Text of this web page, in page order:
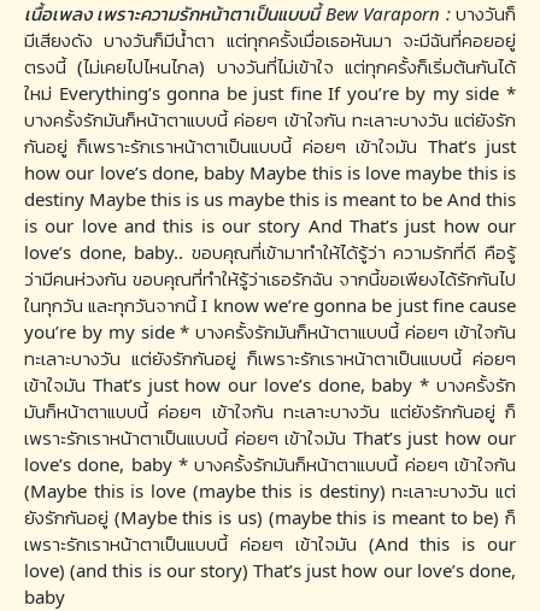
เนื้อเพลง เพราะความรักหน้าตาเป็นแบบนี้ Bew Varaporn : บางวันก็
มีเสียงดัง บางวันก็มีน้ำตา แต่ทุกครั้งเมื่อเธอหันมา จะมีฉันที่คอยอยู่
ตรงนี้ (ไม่เคยไปไหนไกล) บางวันที่ไม่เข้าใจ แต่ทุกครั้งก็เริ่มต้นกันได้
ใหม่ Everything’s gonna be just fine If you’re by my side *
บางครั้งรักมันก็หน้าตาแบบนี้ ค่อยๆ เข้าใจกัน ทะเลาะบางวัน แต่ยังรัก
กันอยู่ ก็เพราะรักเราหน้าตาเป็นแบบนี้ ค่อยๆ เข้าใจมัน That’s just
how our love’s done, baby Maybe this is love maybe this is
destiny Maybe this is us maybe this is meant to be And this
is our love and this is our story And That’s just how our
love’s done, baby.. ขอบคุณที่เข้ามาทำให้ได้รู้ว่า ความรักที่ดี คือรู้
ว่ามีคนห่วงกัน ขอบคุณที่ทำให้รู้ว่าเธอรักฉัน จากนี้ขอเพียงได้รักกันไป
ในทุกวัน และทุกวันจากนี้ I know we’re gonna be just fine cause
you’re by my side * บางครั้งรักมันก็หน้าตาแบบนี้ ค่อยๆ เข้าใจกัน
ทะเลาะบางวัน แต่ยังรักกันอยู่ ก็เพราะรักเราหน้าตาเป็นแบบนี้ ค่อยๆ
เข้าใจมัน That’s just how our love’s done, baby * บางครั้งรัก
มันก็หน้าตาแบบนี้ ค่อยๆ เข้าใจกัน ทะเลาะบางวัน แต่ยังรักกันอยู่ ก็
เพราะรักเราหน้าตาเป็นแบบนี้ ค่อยๆ เข้าใจมัน That’s just how our
love’s done, baby * บางครั้งรักมันก็หน้าตาแบบนี้ ค่อยๆ เข้าใจกัน
(Maybe this is love (maybe this is destiny) ทะเลาะบางวัน แต่
ยังรักกันอยู่ (Maybe this is us) (maybe this is meant to be) ก็
เพราะรักเราหน้าตาเป็นแบบนี้ ค่อยๆ เข้าใจมัน (And this is our
love) (and this is our story) That’s just how our love’s done,
baby